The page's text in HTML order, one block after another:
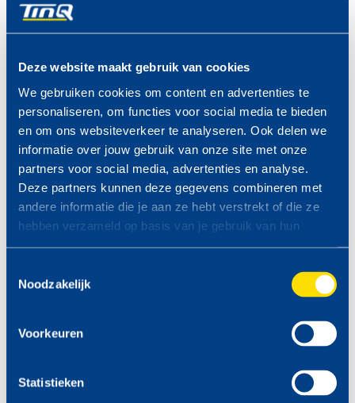
Deze website maakt gebruik van cookies
We gebruiken cookies om content en advertenties te
personaliseren, om functies voor social media te bieden
en om ons websiteverkeer te analyseren. Ook delen we
informatie over jouw gebruik van onze site met onze
partners voor social media, advertenties en analyse.
Deze partners kunnen deze gegevens combineren met
andere informatie die je aan ze hebt verstrekt of die ze
hebben verzameld op basis van je gebruik van hun
services.
Noodzakelijk
Voorkeuren
Statistieken
Kansen met TinQ in
Nederland, België en